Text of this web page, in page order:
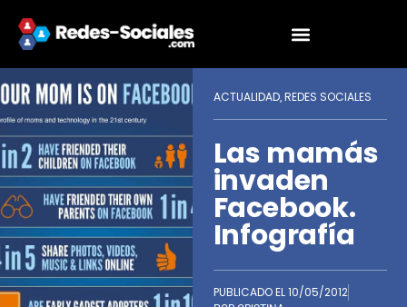
ACTUALIDAD, REDES SOCIALES
Las mamás
invaden
Facebook.
Infografía
PUBLICADO EL10/05/2012